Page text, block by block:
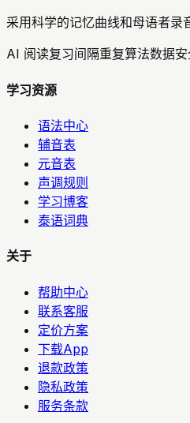
采用科学的记忆曲线和母语者录
AI 阅读复习间隔重复算法数据
学习资源
语法中心
辅音表
元音表
声调规则
学习博客
泰语词典
关于
帮助中心
联系客服
定价方案
下载App
退款政策
隐私政策
服务条款